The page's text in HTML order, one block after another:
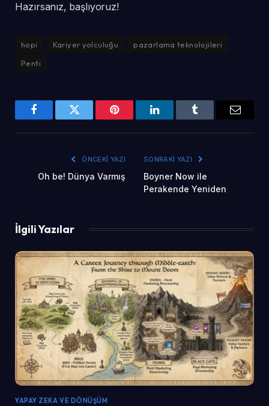
Hazırsanız, başlıyoruz!
hopi Kariyer yolculuğu
pazarlama teknolojileri
Penti
FacebookTwitter Pinterest LinkedInTumblr Email
ÖNCEKI YAZI
Oh be! Dünya Varmış
SONRAKI YAZI
Boyner Now ile
Perakende Yeniden
İlgili Yazılar
YAPAY ZEKA VE DÖNÜŞÜM